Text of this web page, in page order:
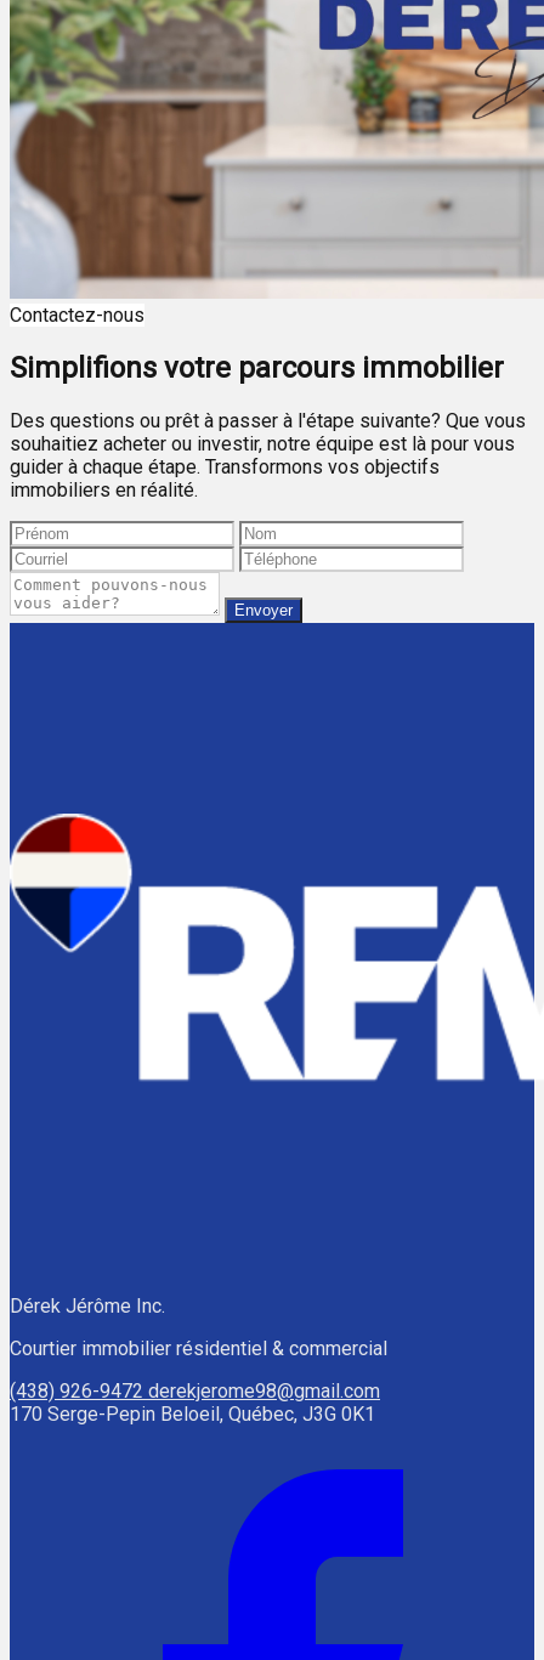
Contactez-nous
Simplifions votre parcours immobilier
Des questions ou prêt à passer à l'étape suivante? Que vous
souhaitiez acheter ou investir, notre équipe est là pour vous
guider à chaque étape. Transformons vos objectifs
immobiliers en réalité.
Envoyer
Dérek Jérôme Inc.
Courtier immobilier résidentiel & commercial
(438) 926-9472 derekjerome98@gmail.com
170 Serge-Pepin Beloeil, Québec, J3G 0K1